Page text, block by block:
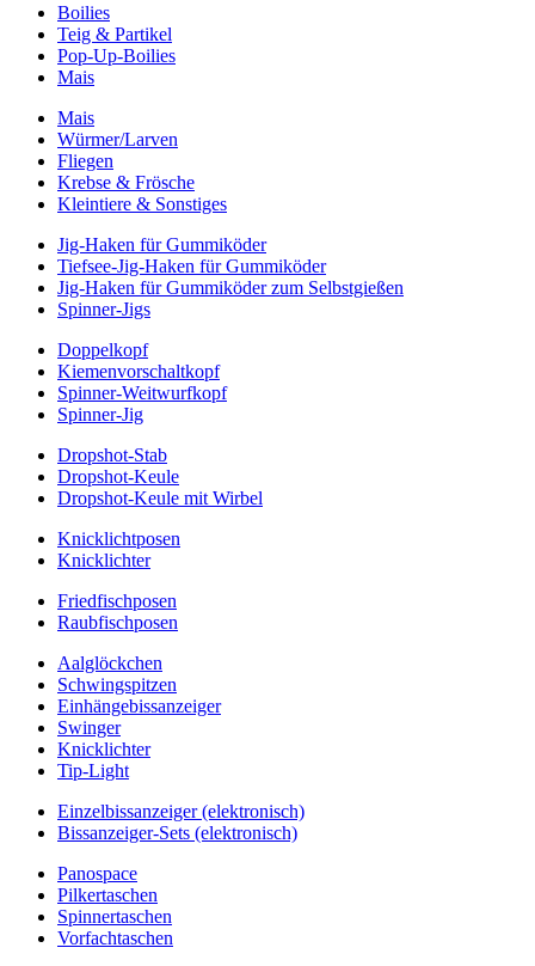
Boilies
Teig & Partikel
Pop-Up-Boilies
Mais
Mais
Würmer/Larven
Fliegen
Krebse & Frösche
Kleintiere & Sonstiges
Jig-Haken für Gummiköder
Tiefsee-Jig-Haken für Gummiköder
Jig-Haken für Gummiköder zum Selbstgießen
Spinner-Jigs
Doppelkopf
Kiemenvorschaltkopf
Spinner-Weitwurfkopf
Spinner-Jig
Dropshot-Stab
Dropshot-Keule
Dropshot-Keule mit Wirbel
Knicklichtposen
Knicklichter
Friedfischposen
Raubfischposen
Aalglöckchen
Schwingspitzen
Einhängebissanzeiger
Swinger
Knicklichter
Tip-Light
Einzelbissanzeiger (elektronisch)
Bissanzeiger-Sets (elektronisch)
Panospace
Pilkertaschen
Spinnertaschen
Vorfachtaschen